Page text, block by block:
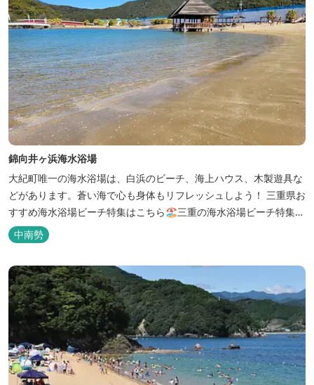
錦向井ヶ浜海水浴場
大紀町唯一の海水浴場は、白浜のビーチ、海上ハウス、木製遊具な
どがあります。蒼い海で心も身体もリフレッシュしよう！ 三重県お
すすめ海水浴場ビーチ特集はこちら🏖三重の海水浴場ビーチ特集
プール＆川遊びの特集はこちら⛱
中南勢